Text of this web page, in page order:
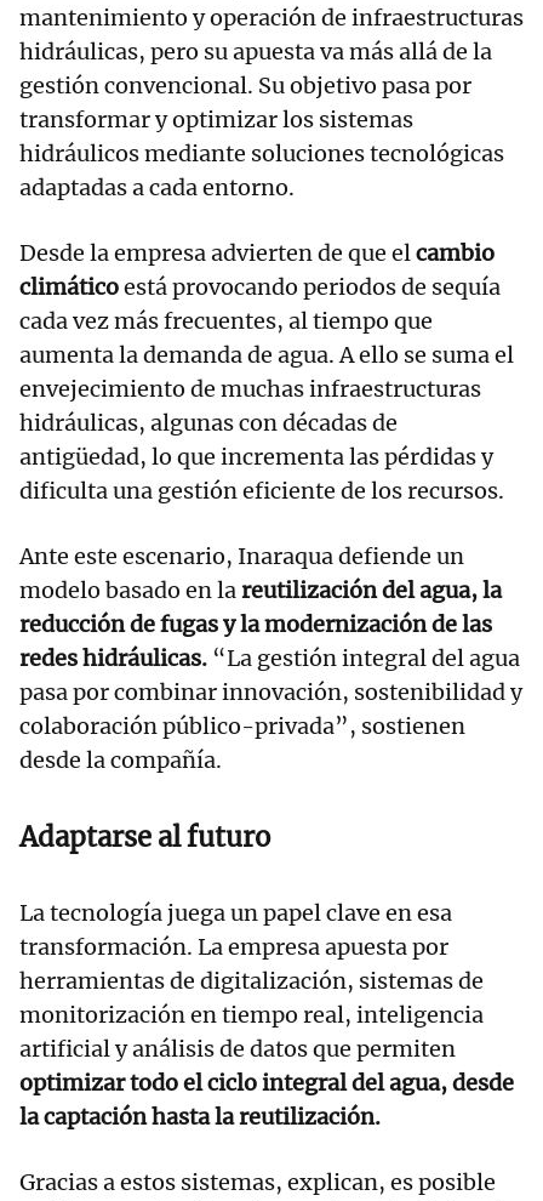
mantenimiento y operación de infraestructuras
hidráulicas, pero su apuesta va más allá de la
gestión convencional. Su objetivo pasa por
transformar y optimizar los sistemas
hidráulicos mediante soluciones tecnológicas
adaptadas a cada entorno.
Desde la empresa advierten de que elcambio
climáticoestá provocando periodos de sequía
cada vez más frecuentes, al tiempo que
aumenta la demanda de agua. A ello se suma el
envejecimiento de muchas infraestructuras
hidráulicas, algunas con décadas de
antigüedad, lo que incrementa las pérdidas y
dificulta una gestión eficiente de los recursos.
Ante este escenario, Inaraqua defiende un
modelo basado en lareutilización del agua, la
reducción de fugas y la modernización de las
redes hidráulicas. “La gestión integral del agua
pasa por combinar innovación, sostenibilidad y
colaboración público-privada”, sostienen
desde la compañía.
Adaptarse al futuro
La tecnología juega un papel clave en esa
transformación. La empresa apuesta por
herramientas de digitalización, sistemas de
monitorización en tiempo real, inteligencia
artificial y análisis de datos que permiten
optimizar todo el ciclo integral del agua, desde
la captación hasta la reutilización.
Gracias a estos sistemas, explican, es posible